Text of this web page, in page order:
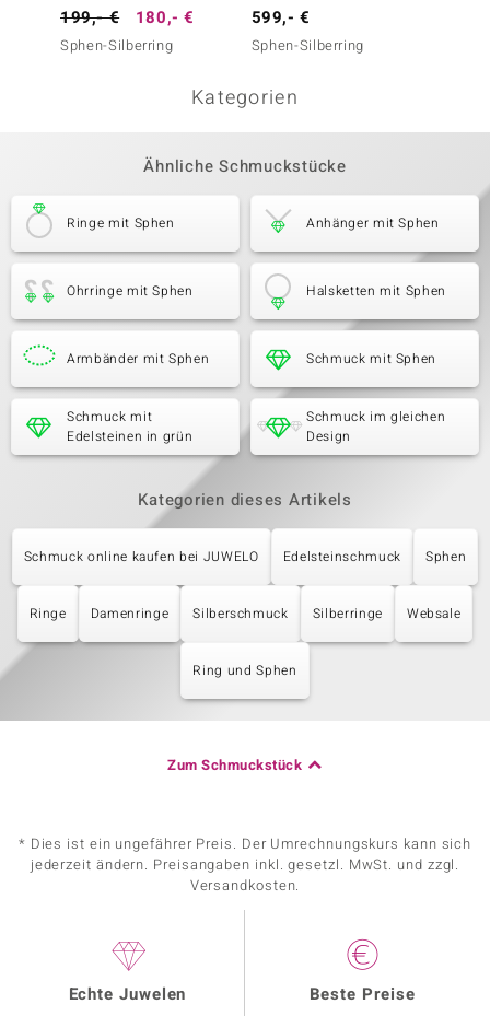
199,- € 180,- €
Sphen-Silberring
599,- €
Sphen-Silberring
Kategorien
Ähnliche Schmuckstücke
Ringe mit Sphen Anhänger mit Sphen
Ohrringe mit Sphen Halsketten mit Sphen
Armbänder mit Sphen Schmuck mit Sphen
Schmuck mit
Edelsteinen in grün
Schmuck im gleichen
Design
Kategorien dieses Artikels
Schmuck online kaufen bei JUWELO Edelsteinschmuck Sphen
Ringe Damenringe Silberschmuck Silberringe Websale
Ring und Sphen
Zum Schmuckstück
* Dies ist ein ungefährer Preis. Der Umrechnungskurs kann sich
jederzeit ändern. Preisangaben inkl. gesetzl. MwSt. und zzgl.
Versandkosten.
Echte Juwelen Beste Preise